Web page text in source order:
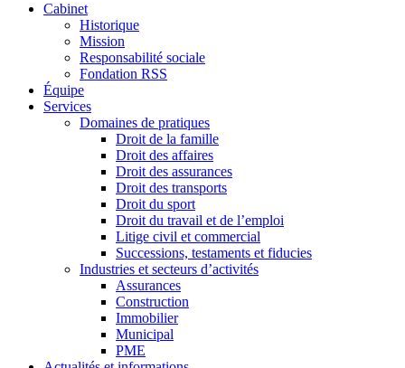
Cabinet
Historique
Mission
Responsabilité sociale
Fondation RSS
Équipe
Services
Domaines de pratiques
Droit de la famille
Droit des affaires
Droit des assurances
Droit des transports
Droit du sport
Droit du travail et de l’emploi
Litige civil et commercial
Successions, testaments et fiducies
Industries et secteurs d’activités
Assurances
Construction
Immobilier
Municipal
PME